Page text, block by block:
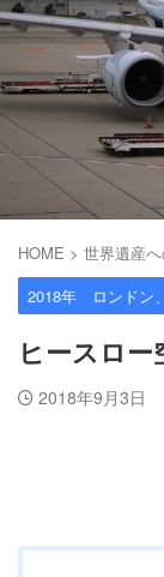
HOME > 世界遺産
2018年 ロンドン
ヒースロー
2018年9月3日